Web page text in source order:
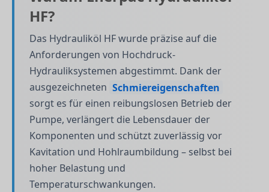
HF?
Das Hydrauliköl HF wurde präzise auf die
Anforderungen von Hochdruck-
Hydrauliksystemen abgestimmt. Dank der
ausgezeichneten Schmiereigenschaften
sorgt es für einen reibungslosen Betrieb der
Pumpe, verlängert die Lebensdauer der
Komponenten und schützt zuverlässig vor
Kavitation und Hohlraumbildung – selbst bei
hoher Belastung und
Temperaturschwankungen.